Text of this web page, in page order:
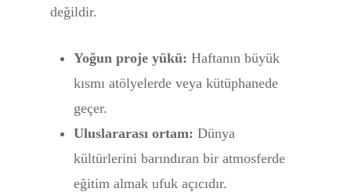
değildir.
Yoğun proje yükü: Haftanın büyük
kısmı atölyelerde veya kütüphanede
geçer.
Uluslararası ortam: Dünya
kültürlerini barındıran bir atmosferde
eğitim almak ufuk açıcıdır.